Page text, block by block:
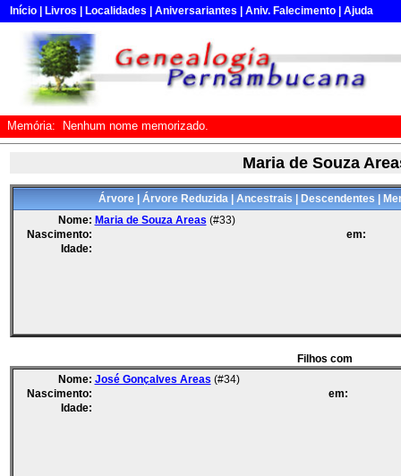
Início Livros Localidades Aniversariantes Aniv. Falecimento Ajuda
Memória: Nenhum nome memorizado.
Maria de Souza
Árvore| Árvore Reduzida| Ancestrais Descendentes
Nome: Maria de Souza Areas (#33)
Nascimento:
em:
Idade:
Filhos com
Nome: José Gonçalves Areas (#34)
Nascimento:
em:
Idade: